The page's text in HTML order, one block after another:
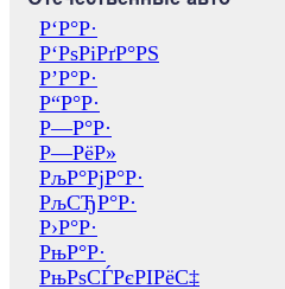
Р‘Р°Р·
Р‘РѕРіРґР°РЅ
Р’Р°Р·
Р“Р°Р·
Р—Р°Р·
Р—РёР»
РљР°РјР°Р·
РљСЂР°Р·
Р›Р°Р·
РњР°Р·
РњРѕСЃРєРІРёС‡